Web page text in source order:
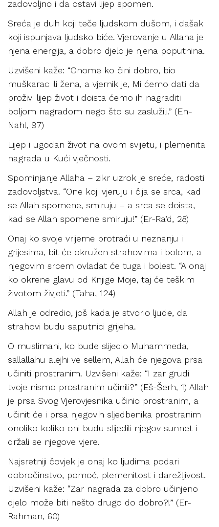
zadovoljno i da ostavi lijep spomen.
Sreća je duh koji teče ljudskom dušom, i dašak
koji ispunjava ljudsko biće. Vjerovanje u Allaha je
njena energija, a dobro djelo je njena poputnina.
Uzvišeni kaže: “Onome ko čini dobro, bio
muškarac ili žena, a vjernik je, Mi ćemo dati da
proživi lijep život i doista ćemo ih nagraditi
boljom nagradom nego što su zaslužili.” (En-
Nahl, 97)
Lijep i ugodan život na ovom svijetu, i plemenita
nagrada u Kući vječnosti.
Spominjanje Allaha – zikr uzrok je sreće, radosti i
zadovoljstva. “One koji vjeruju i čija se srca, kad
se Allah spomene, smiruju – a srca se doista,
kad se Allah spomene smiruju!” (Er-Ra’d, 28)
Onaj ko svoje vrijeme protraći u neznanju i
grijesima, bit će okružen strahovima i bolom, a
njegovim srcem ovladat će tuga i bolest. “A onaj
ko okrene glavu od Knjige Moje, taj će teškim
životom živjeti.” (Taha, 124)
Allah je odredio, još kada je stvorio ljude, da
strahovi budu saputnici grijeha.
O muslimani, ko bude slijedio Muhammeda,
sallallahu alejhi ve sellem, Allah će njegova prsa
učiniti prostranim. Uzvišeni kaže: “I zar grudi
tvoje nismo prostranim učinili?” (Eš-Šerh, 1) Allah
je prsa Svog Vjerovjesnika učinio prostranim, a
učinit će i prsa njegovih sljedbenika prostranim
onoliko koliko oni budu slijedili njegov sunnet i
držali se njegove vjere.
Najsretniji čovjek je onaj ko ljudima podari
dobročinstvo, pomoć, plemenitost i darežljivost.
Uzvišeni kaže: “Zar nagrada za dobro učinjeno
djelo može biti nešto drugo do dobro?!” (Er-
Rahman, 60)